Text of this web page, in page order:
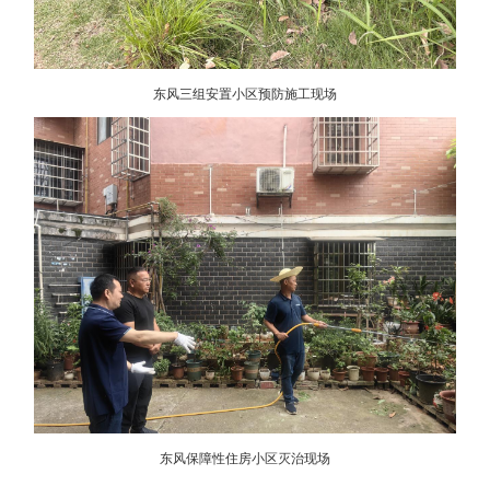
东风三组安置小区预防施工现场
东风保障性住房小区灭治现场